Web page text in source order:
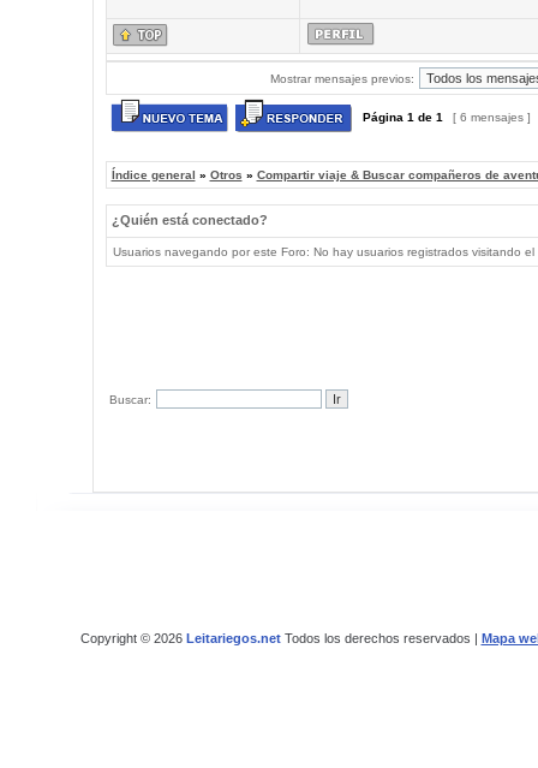
Mostrar mensajes previos:
Página 1 de 1 [ 6 mensajes ]
Índice general » Otros » Compartir viaje & Buscar compañeros de
¿Quién está conectado?
Usuarios navegando por este Foro: No hay usuarios registrados visitando
Buscar:
Copyright © 2026 Leitariegos.netTodos los derechos reservados | Mapa